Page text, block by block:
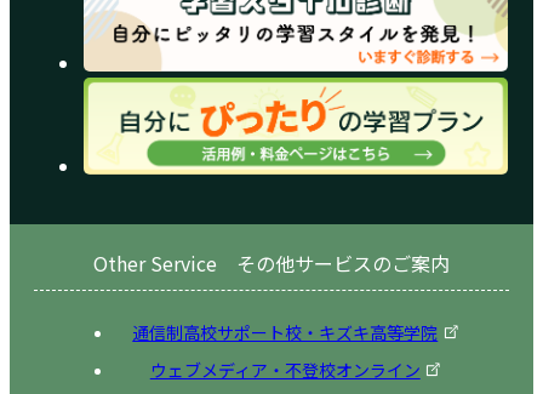
Other Service その他サービスのご案内
通信制高校サポート校・キズキ高等学院
ウェブメディア・不登校オンライン